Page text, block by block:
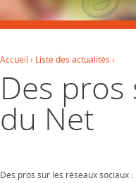
Vous êtes ici
Accueil › Liste des actualités ›
Des
du Net
Des pros sur les réseaux sociaux